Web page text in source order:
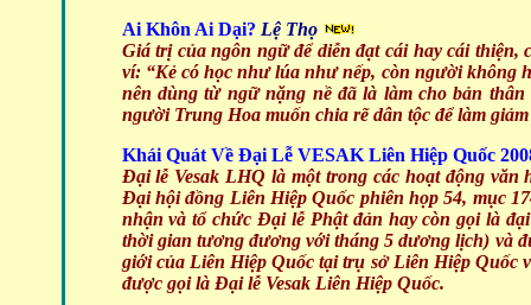
Ai Khôn Ai Dại? Lệ Thọ
Giá trị của ngôn ngữ để diễn đạt cái hay cái
ví: “Kẻ có học như lúa như nếp, còn người không
nên dùng từ ngữ nặng nề đã là làm cho bản
người Trung Hoa muốn chia rẽ dân tộc để làm
Khái Quát Về Đại Lễ VESAK Liên Hiệp Quốc
Đại lễ Vesak LHQ là một trong các hoạt động văn
Đại hội đồng Liên Hiệp Quốc phiên họp 54, mục
nhận và tổ chức Đại lễ Phật đản hay còn gọi là
thời gian tương đương với tháng 5 dương lịch) và
giới của Liên Hiệp Quốc tại trụ sở Liên Hiệp Quốc
được gọi là Đại lễ Vesak Liên Hiệp Quốc.